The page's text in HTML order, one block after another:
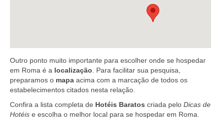
Outro ponto muito importante para escolher onde se hospedar
em Roma é a localização. Para facilitar sua pesquisa,
preparamos o mapa acima com a marcação de todos os
estabelecimentos citados nesta relação.
Confira a lista completa de Hotéis Baratos criada pelo Dicas de
Hotéis e escolha o melhor local para se hospedar em Roma.